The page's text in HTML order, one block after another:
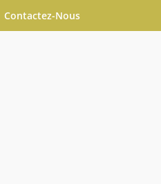
Contactez-Nous